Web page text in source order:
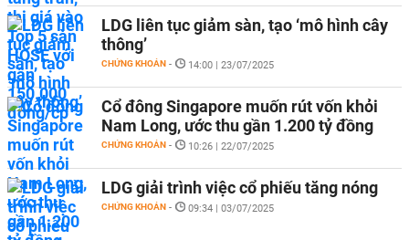
LDG liên tục giảm sàn, tạo ‘mô hình cây
thông’
CHỨNG KHOÁN - 14:00 | 23/07/2025
Cổ đông Singapore muốn rút vốn khỏi
Nam Long, ước thu gần 1.200 tỷ đồng
CHỨNG KHOÁN - 10:26 | 22/07/2025
LDG giải trình việc cổ phiếu tăng nóng
CHỨNG KHOÁN - 09:34 | 03/07/2025